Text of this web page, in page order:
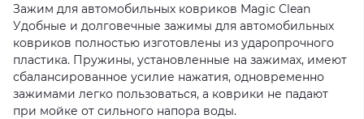
Зажим для автомобильных ковриков Magic Clean
Удобные и долговечные зажимы для автомобильных
ковриков полностью изготовлены из ударопрочного
пластика. Пружины, установленные на зажимах, имеют
сбалансированное усилие нажатия, одновременно
зажимами легко пользоваться, а коврики не падают
при мойке от сильного напора воды.